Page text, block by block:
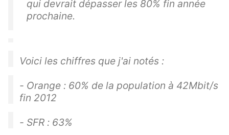
qui devrait dépasser les 80% fin année
prochaine.
Voici les chiffres que j'ai notés :
- Orange : 60% de la population à 42Mbit/s
fin 2012
- SFR : 63%